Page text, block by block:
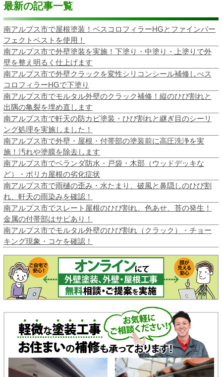
最新の記事一覧
南アルプス市で屋根塗装！ベスコロフィラーHGとファインパー
フェクトベストを使用！
南アルプス市で外壁塗装を実施！下塗り・中塗り・上塗りで外
壁を整え明るく仕上げます
南アルプス市で外壁クラックを変性シリコンシール補修しべス
コロフィラーHGで下塗り
南アルプス市でモルタル外壁のクラック補修！縦のひび割れと
出隅の亀裂を埋め直します
南アルプス市で軒天の防カビ塗装・ひび割れと継ぎ目のシーリ
ング処理を実施しました！
南アルプス市で外壁・屋根・付帯部の塗装前に高圧洗浄を実
施！汚れや塗膜を除去します
南アルプス市でベランダ防水・戸袋・木部（ウッドデッキな
ど）・ポリカ屋根の劣化症状
南アルプス市で雨樋の歪み・水たまり、破風と鼻隠しのひび割
れ、軒天の雨染みを確認！
南アルプス市でスレート屋根のひび割れ、色あせ、苔の発生！
金属の付帯部はサビあり！
南アルプス市でモルタル外壁のひび割れ（クラック）・チョー
キング現象・コケを確認！